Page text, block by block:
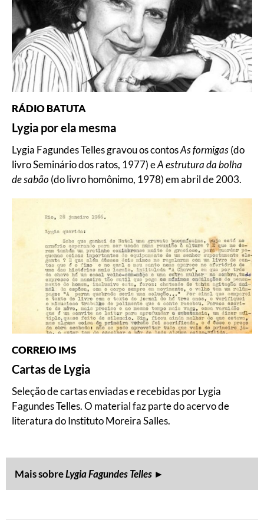
RÁDIO BATUTA
Lygia por ela mesma
Lygia Fagundes Telles gravou os contosAs formigas(do
livro Seminário dos ratos, 1977) eA estrutura da bolha
de sabão (do livro homônimo, 1978) em abril de 2003.
CORREIO IMS
Cartas de Lygia
Seleção de cartas enviadas e recebidas por Lygia
Fagundes Telles. O material faz parte do acervo de
literatura do Instituto Moreira Salles.
Mais sobreLygia Fagundes Telles ►